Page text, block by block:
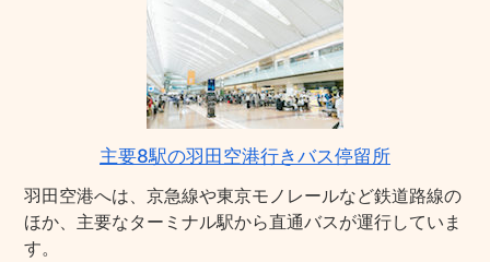
主要8駅の羽田空港行きバス停留所
羽田空港へは、京急線や東京モノレールなど鉄道路線の
ほか、主要なターミナル駅から直通バスが運行していま
す。